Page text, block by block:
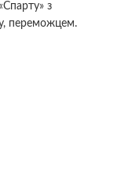
з
переможцем.